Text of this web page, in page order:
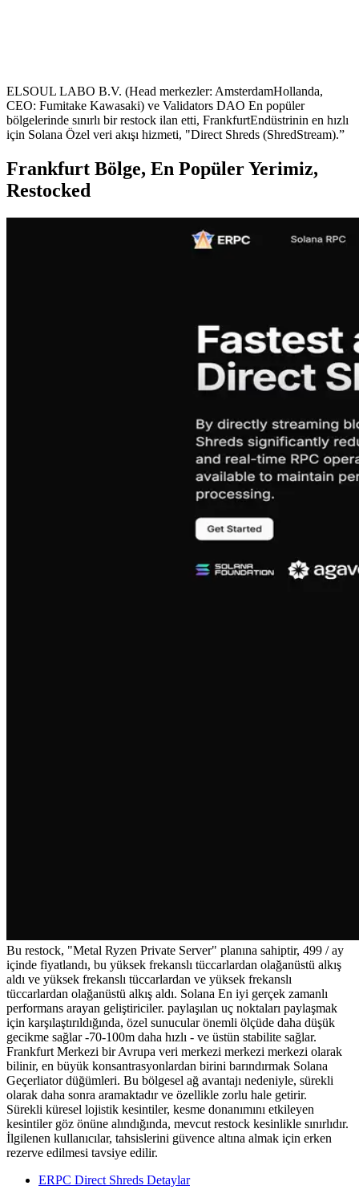
ELSOUL LABO B.V. (Head merkezler: AmsterdamHollanda,
CEO: Fumitake Kawasaki) ve Validators DAO En popüler
bölgelerinde sınırlı bir restock ilan etti, FrankfurtEndüstrinin en hızlı
için Solana Özel veri akışı hizmeti, "Direct Shreds (ShredStream).”
Frankfurt Bölge, En Popüler Yerimiz,
Restocked
Bu restock, "Metal Ryzen Private Server" planına sahiptir, 499 / ay
içinde fiyatlandı, bu yüksek frekanslı tüccarlardan olağanüstü alkış
aldı ve yüksek frekanslı tüccarlardan ve yüksek frekanslı
tüccarlardan olağanüstü alkış aldı. Solana En iyi gerçek zamanlı
performans arayan geliştiriciler. paylaşılan uç noktaları paylaşmak
için karşılaştırıldığında, özel sunucular önemli ölçüde daha düşük
gecikme sağlar -70-100m daha hızlı - ve üstün stabilite sağlar.
Frankfurt Merkezi bir Avrupa veri merkezi merkezi merkezi olarak
bilinir, en büyük konsantrasyonlardan birini barındırmak Solana
Geçerliator düğümleri. Bu bölgesel ağ avantajı nedeniyle, sürekli
olarak daha sonra aramaktadır ve özellikle zorlu hale getirir.
Sürekli küresel lojistik kesintiler, kesme donanımını etkileyen
kesintiler göz önüne alındığında, mevcut restock kesinlikle sınırlıdır.
İlgilenen kullanıcılar, tahsislerini güvence altına almak için erken
rezerve edilmesi tavsiye edilir.
ERPC Direct Shreds Detaylar